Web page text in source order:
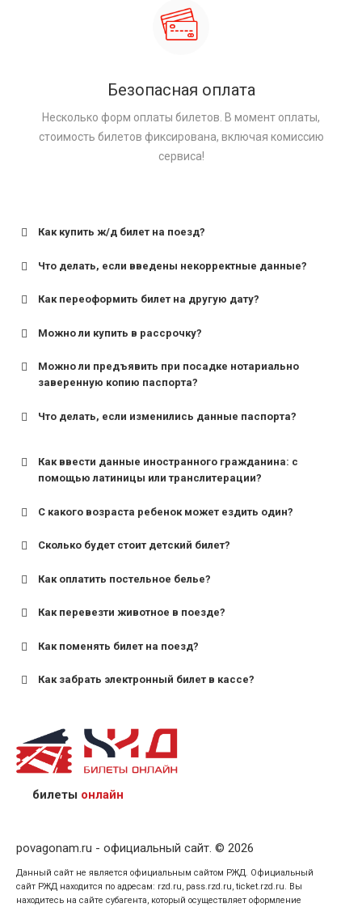
Безопасная оплата
Несколько форм оплаты билетов. В момент оплаты,
стоимость билетов фиксирована, включая комиссию
сервиса!
Как купить ж/д билет на поезд?
Что делать, если введены некорректные данные?
Как переоформить билет на другую дату?
Можно ли купить в рассрочку?
Можно ли предъявить при посадке нотариально
заверенную копию паспорта?
Что делать, если изменились данные паспорта?
Как ввести данные иностранного гражданина: с
помощью латиницы или транслитерации?
С какого возраста ребенок может ездить один?
для поездов дальнего следования — от 10 лет и
для пригородных поездов — от 7 лет.
Сколько будет стоит детский билет?
Как оплатить постельное белье?
Как перевезти животное в поезде?
Как поменять билет на поезд?
Как забрать электронный билет в кассе?
назвав кассиру 14-значный номер заказа;
предъявив удостоверение личности пассажира, на
кого оформлен билет.
билеты онлайн
povagonam.ru - официальный сайт. © 2026
Данный сайт не является официальным сайтом РЖД. Официальный
сайт РЖД находится по адресам: rzd.ru, pass.rzd.ru, ticket.rzd.ru. Вы
находитесь на сайте субагента, который осуществляет оформление